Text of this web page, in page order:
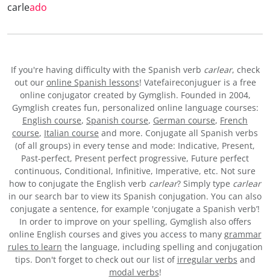
carleado
If you're having difficulty with the Spanish verb carlear, check
out our online Spanish lessons! Vatefaireconjuguer is a free
online conjugator created by Gymglish. Founded in 2004,
Gymglish creates fun, personalized online language courses:
English course, Spanish course, German course, French
course, Italian course and more. Conjugate all Spanish verbs
(of all groups) in every tense and mode: Indicative, Present,
Past-perfect, Present perfect progressive, Future perfect
continuous, Conditional, Infinitive, Imperative, etc. Not sure
how to conjugate the English verb carlear? Simply type carlear
in our search bar to view its Spanish conjugation. You can also
conjugate a sentence, for example 'conjugate a Spanish verb’!
In order to improve on your spelling, Gymglish also offers
online English courses and gives you access to many grammar
rules to learn the language, including spelling and conjugation
tips. Don't forget to check out our list of irregular verbs and
modal verbs!